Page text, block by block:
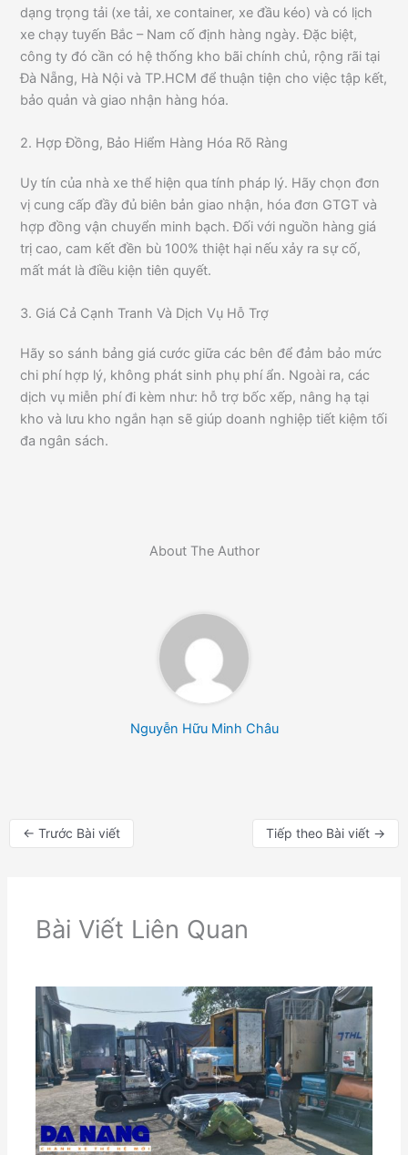
dạng trọng tải (xe tải, xe container, xe đầu kéo) và có lịch
xe chạy tuyến Bắc – Nam cố định hàng ngày. Đặc biệt,
công ty đó cần có hệ thống kho bãi chính chủ, rộng rãi tại
Đà Nẵng, Hà Nội và TP.HCM để thuận tiện cho việc tập kết,
bảo quản và giao nhận hàng hóa.
2. Hợp Đồng, Bảo Hiểm Hàng Hóa Rõ Ràng
Uy tín của nhà xe thể hiện qua tính pháp lý. Hãy chọn đơn
vị cung cấp đầy đủ biên bản giao nhận, hóa đơn GTGT và
hợp đồng vận chuyển minh bạch. Đối với nguồn hàng giá
trị cao, cam kết đền bù 100% thiệt hại nếu xảy ra sự cố,
mất mát là điều kiện tiên quyết.
3. Giá Cả Cạnh Tranh Và Dịch Vụ Hỗ Trợ
Hãy so sánh bảng giá cước giữa các bên để đảm bảo mức
chi phí hợp lý, không phát sinh phụ phí ẩn. Ngoài ra, các
dịch vụ miễn phí đi kèm như: hỗ trợ bốc xếp, nâng hạ tại
kho và lưu kho ngắn hạn sẽ giúp doanh nghiệp tiết kiệm tối
đa ngân sách.
About The Author
Nguyễn Hữu Minh Châu
← Trước Bài viết Tiếp theo Bài viết →
Bài Viết Liên Quan